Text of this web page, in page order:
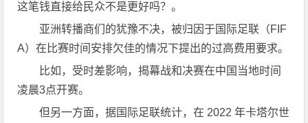
这笔钱直接给民众不是更好吗？。
亚洲转播商们的犹豫不决，被归因于国际足联（FIF
A）在比赛时间安排欠佳的情况下提出的过高费用要求。
比如，受时差影响，揭幕战和决赛在中国当地时间
凌晨3点开赛。
但另一方面，据国际足联统计，在 2022 年卡塔尔世